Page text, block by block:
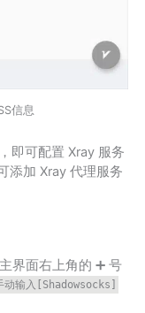
信息
即可配置 Xray 服务
添加 Xray 代理服务
界面右上角的 ➕ 号
动输入[Shadowsocks]